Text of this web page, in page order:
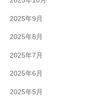
2025年9月
2025年8月
2025年7月
2025年6月
2025年5月